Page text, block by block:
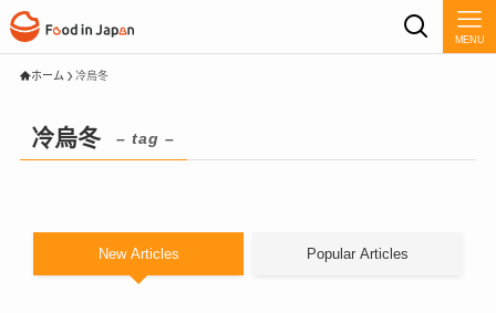
MENU
ホーム 冷烏冬
冷烏冬 – tag –
New Articles Popular Articles